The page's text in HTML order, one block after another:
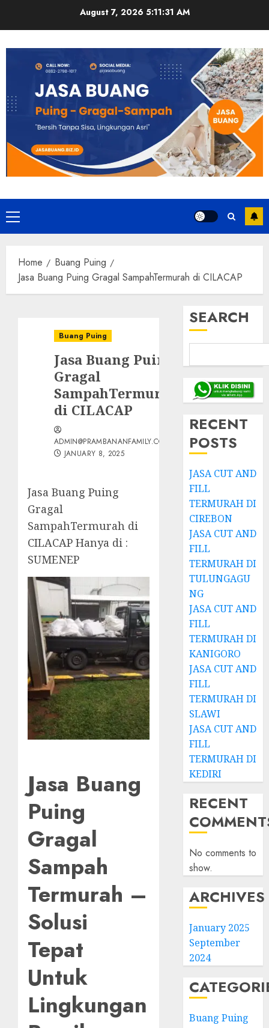
August 7, 2026 5:11:32 AM
Primary
Menu
Home
Buang Puing
Jasa Buang Puing Gragal SampahTermurah di CILACAP
Buang Puing
Jasa Buang Puing
Gragal
SampahTermurah
di CILACAP
ADMIN@PRAMBANANFAMILY.COM
JANUARY 8, 2025
Jasa Buang Puing
Gragal
SampahTermurah di
CILACAP Hanya di :
SUMENEP
Jasa Buang
Puing
Gragal
Sampah
Termurah –
Solusi
Tepat
Untuk
Lingkungan
SEARCH
RECENT
POSTS
JASA CUT AND
FILL
TERMURAH DI
CIREBON
JASA CUT AND
FILL
TERMURAH DI
TULUNGAGU
NG
JASA CUT AND
FILL
TERMURAH DI
KANIGORO
JASA CUT AND
FILL
TERMURAH DI
SLAWI
JASA CUT AND
FILL
TERMURAH DI
KEDIRI
RECENT
No comments to
show.
ARCHIVES
January 2025
September
2024
Buang Puing